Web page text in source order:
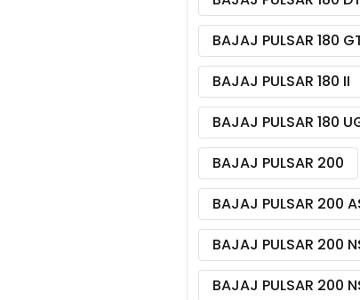
BAJAJ PULSAR 180
BAJAJ PULSAR 180 II
BAJAJ PULSAR 180
BAJAJ PULSAR 200
BAJAJ PULSAR 200
BAJAJ PULSAR 200
BAJAJ PULSAR 200